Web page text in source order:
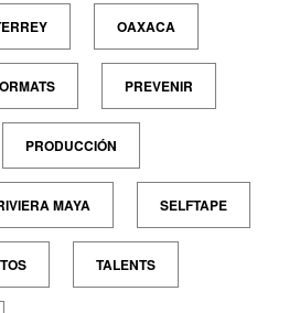
OAXACA
PREVENIR
PRODUCCIÓN
MAYA SELFTAPE
TALENTS